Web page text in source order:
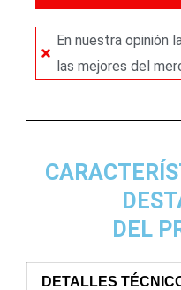
En nuestra opinión
las mejores del
DEL
DETALLES